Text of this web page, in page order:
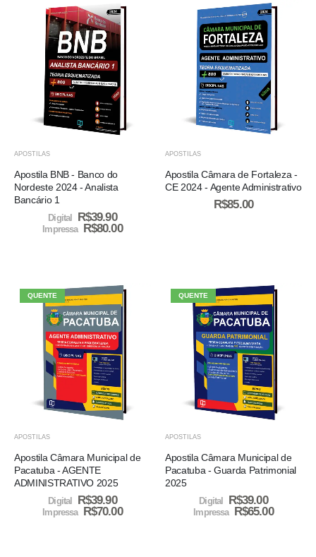
APOSTILAS
Apostila BNB - Banco do
Nordeste 2024 - Analista
Bancário 1
Digital R$39.90
Impressa R$80.00
APOSTILAS
Apostila Câmara de Fortaleza -
CE 2024 - Agente Administrativo
R$85.00
QUENTE
APOSTILAS
Apostila Câmara Municipal de
Pacatuba - AGENTE
ADMINISTRATIVO 2025
Digital R$39.90
Impressa R$70.00
QUENTE
APOSTILAS
Apostila Câmara Municipal de
Pacatuba - Guarda Patrimonial
2025
Digital R$39.00
Impressa R$65.00